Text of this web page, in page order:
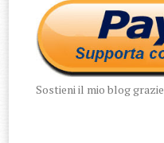
Sostieni il mio blog grazie